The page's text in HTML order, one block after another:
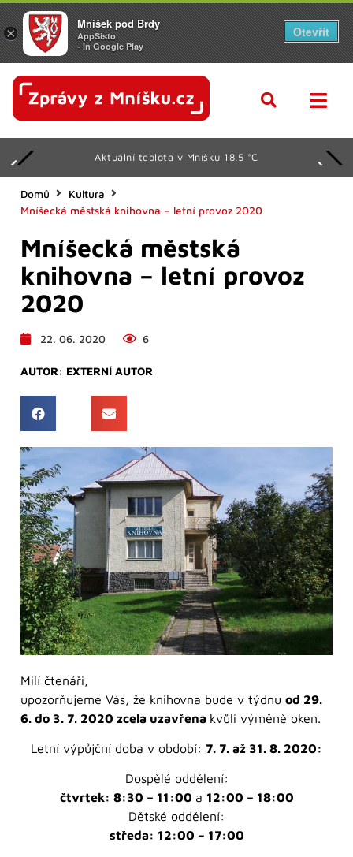
Aktuální teplota v Mníšku 18.5 °C
Domů
Kultura
Mníšecká městská knihovna – letní provoz 2020
Mníšecká městská
knihovna – letní provoz
2020
22. 06. 2020 6
AUTOR: EXTERNÍ AUTOR
Milí čtenáři,
upozorňujeme Vás, že knihovna bude v týdnu od 29.
6. do 3. 7. 2020 zcela uzavřena kvůli výměně oken.
Letní výpůjční doba v období: 7. 7. až 31. 8. 2020:
Dospělé oddělení:
čtvrtek: 8:30 – 11:00 a 12:00 – 18:00
Dětské oddělení:
středa: 12:00 – 17:00
×
Mníšek pod Brdy
AppSisto
- In Google Play
Otevřít